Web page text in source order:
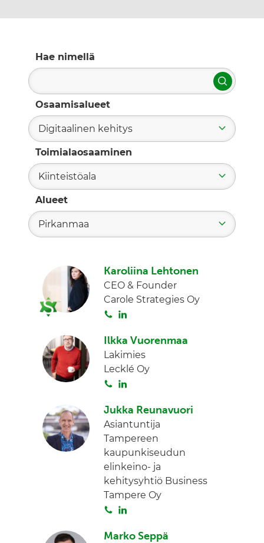
Hae nimellä
Hae
Osaamisalueet
Digitaalinen kehitys
Toimialaosaaminen
Kiinteistöala
Alueet
Pirkanmaa
Karoliina Lehtonen
CEO & Founder
Carole Strategies Oy
S
i
t
a
n
k
e
n
Ilkka Vuorenmaa
Lakimies
Lecklé Oy
S
i
t
a
n
k
e
d
I
n
Jukka Reunavuori
Asiantuntija
Tampereen
kaupunkiseudun
elinkeino- ja
kehitysyhtiö Business
Tampere Oy
S
i
n
Marko Seppä